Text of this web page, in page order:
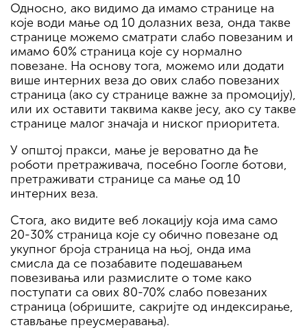
Односно, ако видимо да имамо странице на
које води мање од 10 долазних веза, онда такве
странице можемо сматрати слабо повезаним и
имамо 60% страница које су нормално
повезане. На основу тога, можемо или додати
више интерних веза до ових слабо повезаних
страница (ако су странице важне за промоцију),
или их оставити таквима какве јесу, ако су такве
странице малог значаја и ниског приоритета.
У општој пракси, мање је вероватно да ће
роботи претраживача, посебно Гоогле ботови,
претраживати странице са мање од 10
интерних веза.
Стога, ако видите веб локацију која има само
20-30% страница које су обично повезане од
укупног броја страница на њој, онда има
смисла да се позабавите подешавањем
повезивања или размислите о томе како
поступати са ових 80-70% слабо повезаних
страница (обришите, сакријте од индексирање,
стављање преусмеравања).